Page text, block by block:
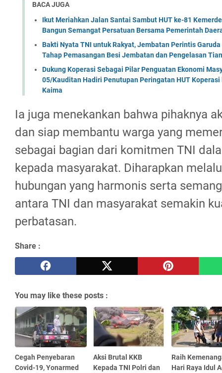
BACA JUGA
Ikut Meriahkan Jalan Santai Sambut HUT ke-81
Bangun Semangat Persatuan Bersama Pemerintah
Bakti Nyata TNI untuk Rakyat, Jembatan Perintis
Tahap Pemasangan Besi Jembatan dan Pengelasan
Dukung Koperasi Sebagai Pilar Penguatan Ekonomi
05/Kauditan Hadiri Penutupan Peringatan HUT Koperasi
Kaima
Ia juga menekankan bahwa pihaknya
dan siap membantu warga yang
sebagai bagian dari komitmen TNI
kepada masyarakat. Diharapkan
hubungan yang harmonis serta
antara TNI dan masyarakat semakin
perbatasan.
Share :
You may like these posts :
Cegah Penyebaran
Covid-19, Yonarmed
Aksi Brutal KKB
Kepada TNI Polri dan
Raih
Hari Raya Idul